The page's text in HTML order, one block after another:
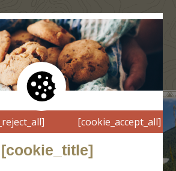
[cookie_accept_all]
[cookie_title]